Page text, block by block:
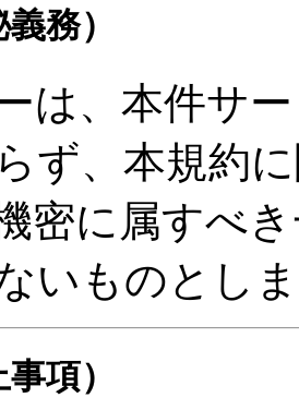
務）
は、本件サ
ず、本規約
密に属すべ
いものとし
項）